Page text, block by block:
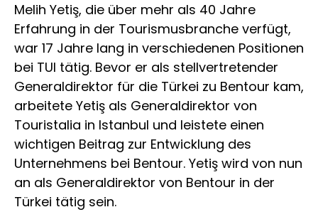
Melih Yetiş, die über mehr als 40 Jahre
Erfahrung in der Tourismusbranche verfügt,
war 17 Jahre lang in verschiedenen Positionen
bei TUI tätig. Bevor er als stellvertretender
Generaldirektor für die Türkei zu Bentour kam,
arbeitete Yetiş als Generaldirektor von
Touristalia in Istanbul und leistete einen
wichtigen Beitrag zur Entwicklung des
Unternehmens bei Bentour. Yetiş wird von nun
an als Generaldirektor von Bentour in der
Türkei tätig sein.